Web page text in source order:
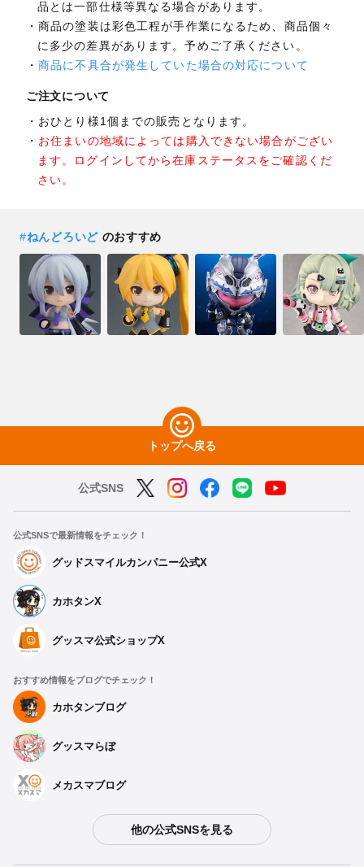
品とは一部仕様等異なる場合があります。
商品の塗装は彩色工程が手作業になるため、商品個々
に多少の差異があります。予めご了承ください。
商品に不具合が発生していた場合の対応について
ご注文について
おひとり様1個までの販売となります。
お住まいの地域によっては購入できない場合がござい
ます。ログインしてから在庫ステータスをご確認くだ
さい。
#ねんどろいどのおすすめ
トップへ戻る
公式SNS
公式SNSで最新情報をチェック！
グッドスマイルカンパニー公式X
カホタンX
グッスマ公式ショップX
おすすめ情報をブログでチェック！
カホタンブログ
グッスマらぼ
メカスマブログ
他の公式SNSを見る